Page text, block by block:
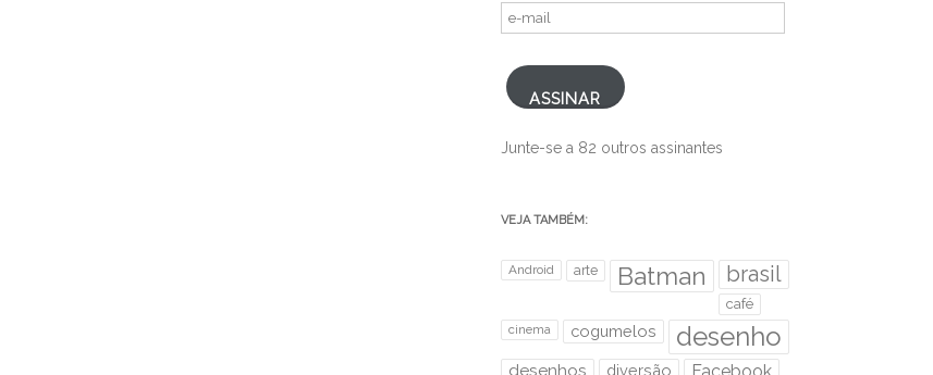
e-
mail
ASSINAR
Junte-se a 82 outros assinantes
VEJA TAMBÉM:
Android arte Batman brasil
café
cinema cogumelos desenho
desenhos diversão Facebook